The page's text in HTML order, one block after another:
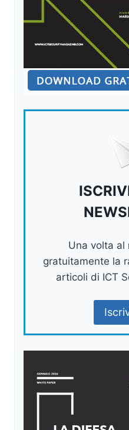
Una volta al
gratuitamente la
articoli di ICT